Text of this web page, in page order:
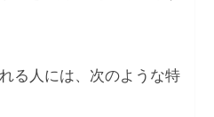
る人には、次のような特